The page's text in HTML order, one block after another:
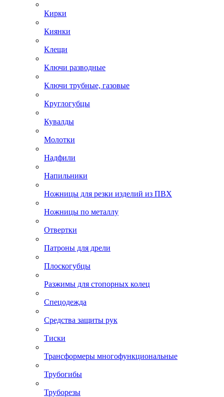
Кирки
Киянки
Клещи
Ключи разводные
Ключи трубные, газовые
Круглогубцы
Кувалды
Молотки
Надфили
Напильники
Ножницы для резки изделий из ПВХ
Ножницы по металлу
Отвертки
Патроны для дрели
Плоскогубцы
Разжимы для стопорных колец
Спецодежда
Средства защиты рук
Тиски
Трансформеры многофункциональные
Трубогибы
Труборезы